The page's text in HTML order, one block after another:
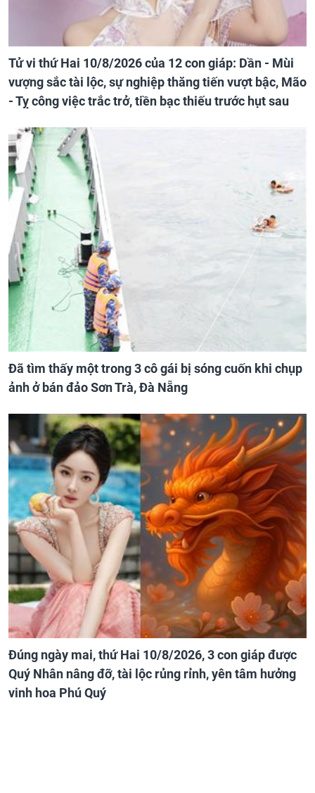
Tử vi thứ Hai 10/8/2026 của 12 con giáp: Dần - Mùi
vượng sắc tài lộc, sự nghiệp thăng tiến vượt bậc, Mão
- Tỵ công việc trắc trở, tiền bạc thiếu trước hụt sau
Đã tìm thấy một trong 3 cô gái bị sóng cuốn khi chụp
ảnh ở bán đảo Sơn Trà, Đà Nẵng
Đúng ngày mai, thứ Hai 10/8/2026, 3 con giáp được
Quý Nhân nâng đỡ, tài lộc rủng rỉnh, yên tâm hưởng
vinh hoa Phú Quý